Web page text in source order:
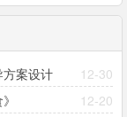
12-30
案设计
12-20